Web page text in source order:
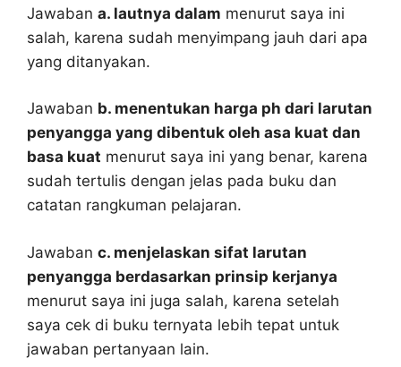
Jawaban a. lautnya dalam menurut saya ini
salah, karena sudah menyimpang jauh dari apa
yang ditanyakan.
Jawaban b. menentukan harga ph dari larutan
penyangga yang dibentuk oleh asa kuat dan
basa kuat menurut saya ini yang benar, karena
sudah tertulis dengan jelas pada buku dan
catatan rangkuman pelajaran.
Jawaban c. menjelaskan sifat larutan
penyangga berdasarkan prinsip kerjanya
menurut saya ini juga salah, karena setelah
saya cek di buku ternyata lebih tepat untuk
jawaban pertanyaan lain.